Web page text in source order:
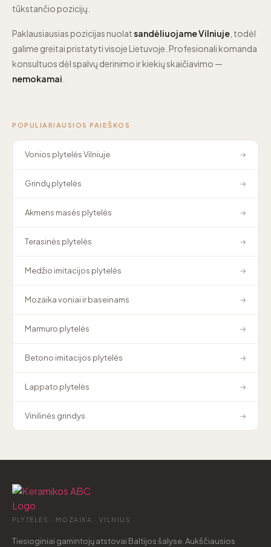
tūkstančio pozicijų.
Paklausiausias pozicijas nuolatsandėliuojame Vilniuje , todėl
galime greitai pristatyti visoje Lietuvoje. Profesionali komanda
konsultuos dėl spalvų derinimo ir kiekių skaičiavimo —
nemokamai
POPULIARIAUSIOS PAIEŠKOS
Vonios plytelės Vilniuje →
Grindų plytelės →
Akmens masės plytelės →
Terasinės plytelės →
Medžio imitacijos plytelės →
Mozaika voniai ir baseinams →
Marmuro plytelės →
Betono imitacijos plytelės →
Lappato plytelės →
Vinilinės grindys →
PLYTELĖS · MOZAIKA · VILNIUS
Tiesioginiai gamintojų atstovai Baltijos šalyse. Aukščiausios